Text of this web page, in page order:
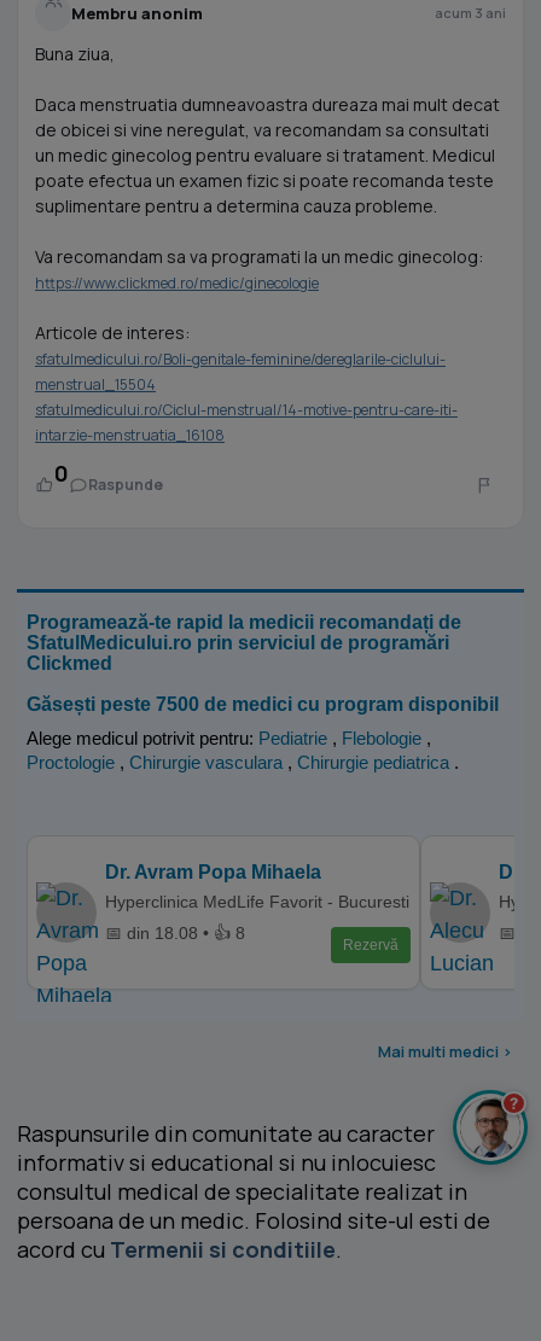
Membru anonim acum 3 ani
Buna ziua,
Daca menstruatia dumneavoastra dureaza mai mult decat
de obicei si vine neregulat, va recomandam sa consultati
un medic ginecolog pentru evaluare si tratament. Medicul
poate efectua un examen fizic si poate recomanda teste
suplimentare pentru a determina cauza probleme.
Va recomandam sa va programati la un medic ginecolog:
https://www.clickmed.ro/medic/ginecologie
Articole de interes:
sfatulmedicului.ro/Boli-genitale-feminine/dereglarile-ciclului-
menstrual_15504
sfatulmedicului.ro/Ciclul-menstrual/14-motive-pentru-care-iti-
intarzie-menstruatia_16108
0 Raspunde
Programează-te rapid la medicii recomandați de
SfatulMedicului.ro prin serviciul de programări
Clickmed
Găsești peste 7500 de medici cu program disponibil
Alege medicul potrivit pentru: Pediatrie , Flebologie ,
Proctologie , Chirurgie vasculara , Chirurgie pediatrica .
Dr. Avram Popa Mihaela
Hyperclinica MedLife Favorit - Bucuresti
📅 din 18.08 • 👍 8
Rezervă
Dr.
📅
Mai multi medici >
Raspunsurile din comunitate au caracter
informativ si educational si nu inlocuiesc
consultul medical de specialitate realizat in
persoana de un medic. Folosind site-ul esti de
acord cu Termenii si conditiile.
?